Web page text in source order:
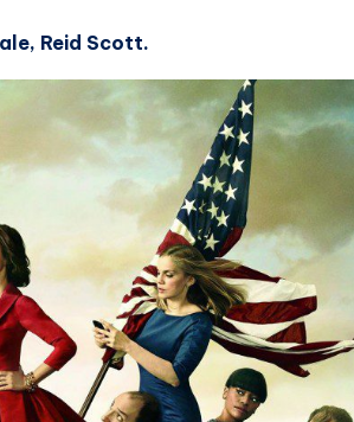
Reid Scott.